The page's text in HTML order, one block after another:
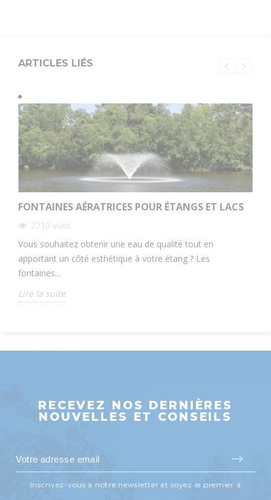
ARTICLES LIÉS
FONTAINES AÉRATRICES POUR ÉTANGS ET LACS
2710 vues
Vous souhaitez obtenir une eau de qualité tout en
apportant un côté esthétique à votre étang ? Les
fontaines...
Lire la suite
RECEVEZ NOS DERNIÈRES
NOUVELLES ET CONSEILS
Inscrivez-vous à notre newsletter et soyez le premier à